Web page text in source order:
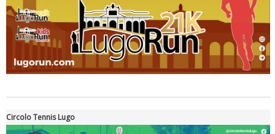
Tiziano Pesce a Radio InBlu2000 traccia il bilancio della stagione
Circolo Tennis Lugo